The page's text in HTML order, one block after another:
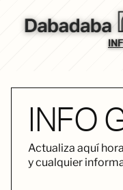
INFO
Actualiza aquí
y cualquier